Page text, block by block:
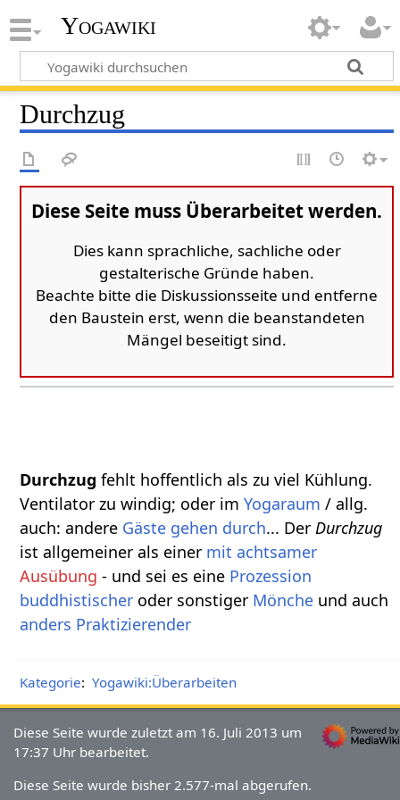
Yogawiki
Durchzug
Diese Seite muss Überarbeitet werden.
Dies kann sprachliche, sachliche oder
gestalterische Gründe haben.
Beachte bitte die Diskussionsseite und entferne
den Baustein erst, wenn die beanstandeten
Mängel beseitigt sind.
Durchzug fehlt hoffentlich als zu viel Kühlung.
Ventilator zu windig; oder imYogaraum / allg.
auch: andere Gäste gehen durch... DerDurchzug
ist allgemeiner als einer mit achtsamer
Ausübung - und sei es eine Prozession
buddhistischer oder sonstiger Mönche und auch
anders Praktizierender
Kategorie: Yogawiki:Überarbeiten
Diese Seite wurde zuletzt am 16. Juli 2013 um
17:37 Uhr bearbeitet.
Diese Seite wurde bisher 2.577-mal abgerufen.